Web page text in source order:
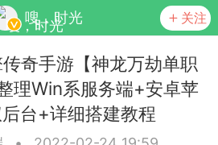
嗖，时光 关注
奇手游【神龙万劫单职
理Win系服务端+安卓苹
台+详细搭建教程